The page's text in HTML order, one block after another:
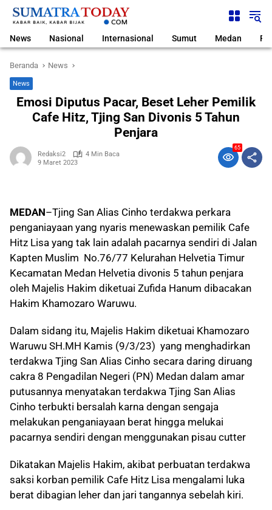
Langsung
News Nasional Internasional Sumut Medan
Beranda News
News
Emosi Diputus Pacar, Beset Leher Pemilik
Cafe Hitz, Tjing San Divonis 5 Tahun
Penjara
Redaksi2
4 Min Baca
9 Maret 2023
65
MEDAN–Tjing San Alias Cinho terdakwa perkara
penganiayaan yang nyaris menewaskan pemilik Cafe
Hitz Lisa yang tak lain adalah pacarnya sendiri di Jalan
Kapten Muslim No.76/77 Kelurahan Helvetia Timur
Kecamatan Medan Helvetia divonis 5 tahun penjara
oleh Majelis Hakim diketuai Zufida Hanum dibacakan
Hakim Khamozaro Waruwu.
Dalam sidang itu, Majelis Hakim diketuai Khamozaro
Waruwu SH.MH Kamis (9/3/23) yang menghadirkan
terdakwa Tjing San Alias Cinho secara daring diruang
cakra 8 Pengadilan Negeri (PN) Medan dalam amar
putusannya menyatakan terdakwa Tjing San Alias
Cinho terbukti bersalah karna dengan sengaja
melakukan penganiayaan berat hingga melukai
pacarnya sendiri dengan menggunakan pisau cutter
Dikatakan Majelis Hakim, akibat perbuatan terdakwa
saksi korban pemilik Cafe Hitz Lisa mengalami luka
berat dibagian leher dan jari tangannya sebelah kiri.